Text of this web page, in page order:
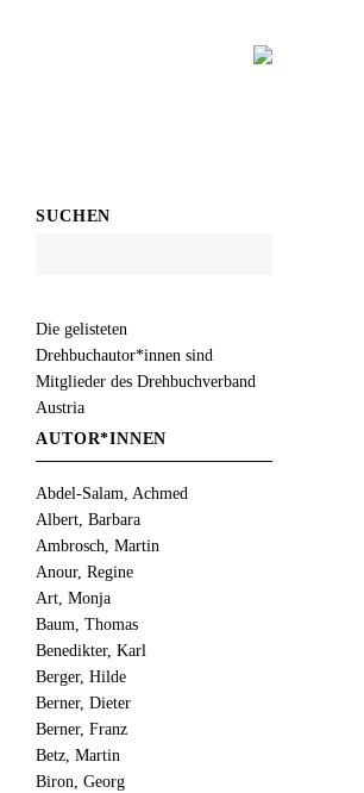
SUCHEN
Die gelisteten
Drehbuchautor*innen sind
Mitglieder des Drehbuchverband
Austria
AUTOR*INNEN
Abdel-Salam, Achmed
Albert, Barbara
Ambrosch, Martin
Anour, Regine
Art, Monja
Baum, Thomas
Benedikter, Karl
Berger, Hilde
Berner, Dieter
Berner, Franz
Betz, Martin
Biron, Georg